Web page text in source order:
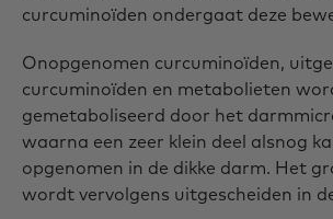
curcuminoïden ondergaat deze
Onopgenomen curcuminoïden,
curcuminoïden en metabolieten
gemetaboliseerd door het
waarna een zeer klein deel alsnog
opgenomen in de dikke darm. Het
wordt vervolgens uitgescheiden in